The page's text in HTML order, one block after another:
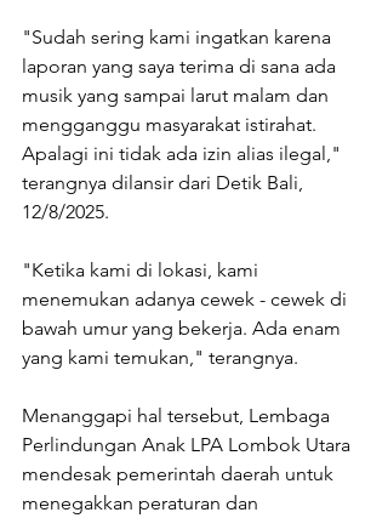
"Sudah sering kami ingatkan karena
laporan yang saya terima di sana ada
musik yang sampai larut malam dan
mengganggu masyarakat istirahat.
Apalagi ini tidak ada izin alias ilegal,"
terangnya dilansir dari Detik Bali,
12/8/2025.
"Ketika kami di lokasi, kami
menemukan adanya cewek - cewek di
bawah umur yang bekerja. Ada enam
yang kami temukan," terangnya.
Menanggapi hal tersebut, Lembaga
Perlindungan Anak LPA Lombok Utara
mendesak pemerintah daerah untuk
menegakkan peraturan dan